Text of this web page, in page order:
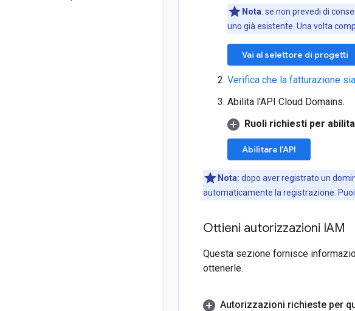
Nota: se non prevedi di
uno già esistente. Una volta
Vai al selettore di progetti
Verifica che la fatturazione
Abilita l'API Cloud Domains.
Ruoli richiesti per
Abilitare l'API
Nota: dopo aver registrato un
automaticamente la registrazione.
Ottieni autorizzazioni IAM
Questa sezione fornisce
ottenerle.
Autorizzazioni richieste per